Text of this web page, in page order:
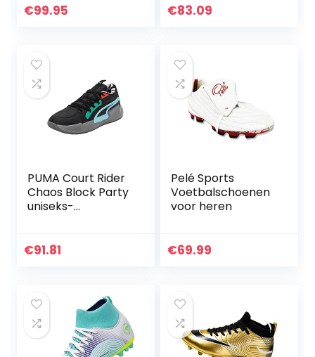
€99.95
PUMA Wit Ultra
€83.09
PUMA Court Rider
Chaos Block Party
uniseks-
€91.81
Pelé Sports
Voetbalschoenen
voor heren
€69.99